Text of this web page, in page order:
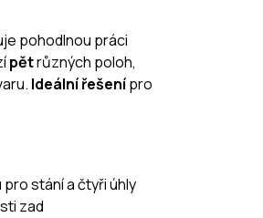
pohodlnou práci
pětrůzných poloh,
Ideální řešenípro
pro stání a čtyři úhly
zad